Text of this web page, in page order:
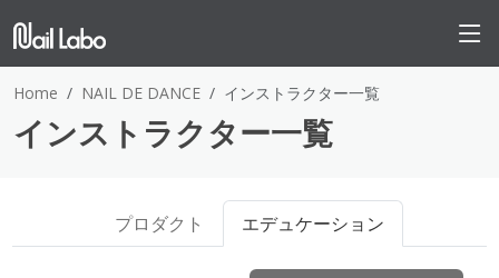
Home NAIL DE DANCE インストラクター一覧
インストラクター一覧
プロダクト エデュケーション